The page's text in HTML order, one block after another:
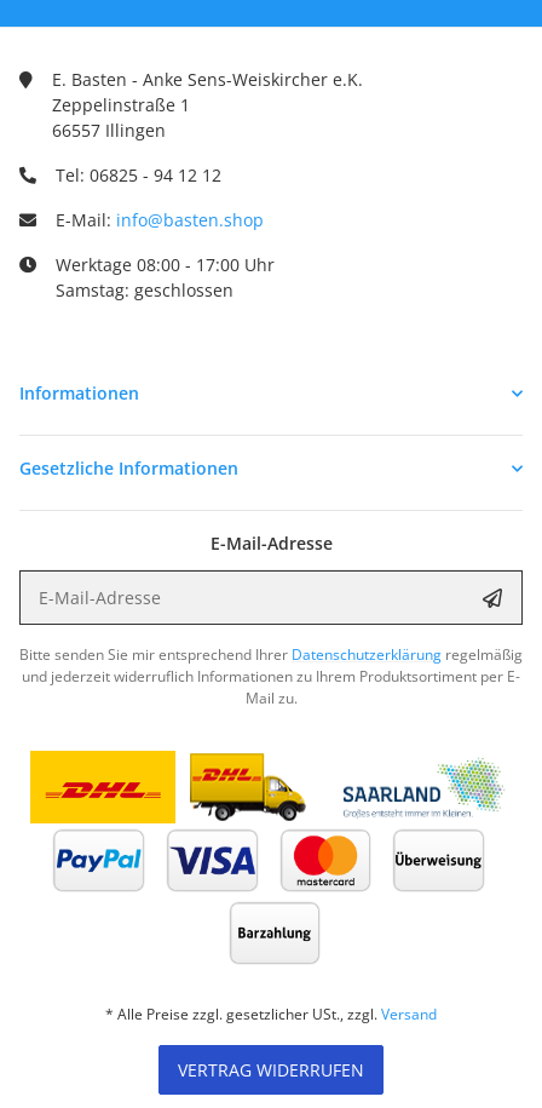
E. Basten - Anke Sens-Weiskircher e.K.
Zeppelinstraße 1
66557 Illingen
Tel: 06825 - 94 12 12
E-Mail: info@basten.shop
Werktage 08:00 - 17:00 Uhr
Samstag: geschlossen
Informationen
Gesetzliche Informationen
E-Mail-Adresse
Bitte senden Sie mir entsprechend Ihrer Datenschutzerklärung regelmäßig
und jederzeit widerruflich Informationen zu Ihrem Produktsortiment per E-
Mail zu.
* Alle Preise zzgl. gesetzlicher USt., zzgl.Versand
VERTRAG WIDERRUFEN